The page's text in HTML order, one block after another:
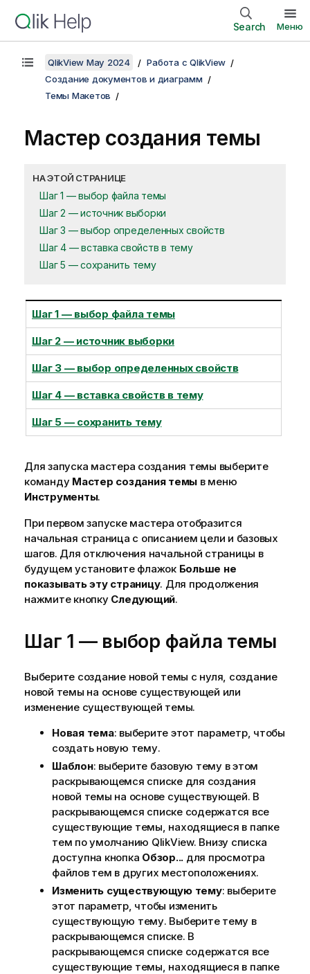
Search Меню
QlikView May 2024
Работа с QlikView
Создание документов и диаграмм
Темы Макетов
Мастер создания темы
НА ЭТОЙ СТРАНИЦЕ
Шаг 1 — выбор файла темы
Шаг 2 — источник выборки
Шаг 3 — выбор определенных свойств
Шаг 4 — вставка свойств в тему
Шаг 5 — сохранить тему
Шаг 1 — выбор файла темы
Шаг 2 — источник выборки
Шаг 3 — выбор определенных свойств
Шаг 4 — вставка свойств в тему
Шаг 5 — сохранить тему
Для запуска мастера создания темы выберите
команду Мастер создания темы в меню
Инструменты.
При первом запуске мастера отобразится
начальная страница с описанием цели и базовых
шагов. Для отключения начальной страницы в
будущем установите флажок Больше не
показывать эту страницу. Для продолжения
нажмите кнопку Следующий.
Шаг 1 — выбор файла темы
Выберите создание новой темы с нуля, создание
новой темы на основе существующей или
изменение существующей темы.
Новая тема: выберите этот параметр, чтобы
создать новую тему.
Шаблон: выберите базовую тему в этом
раскрывающемся списке для создания
новой темы на основе существующей. В
раскрывающемся списке содержатся все
существующие темы, находящиеся в папке
тем по умолчанию QlikView. Внизу списка
доступна кнопка Обзор... для просмотра
файлов тем в других местоположениях.
Изменить существующую тему: выберите
этот параметр, чтобы изменить
существующую тему. Выберите тему в
раскрывающемся списке. В
раскрывающемся списке содержатся все
существующие темы, находящиеся в папке